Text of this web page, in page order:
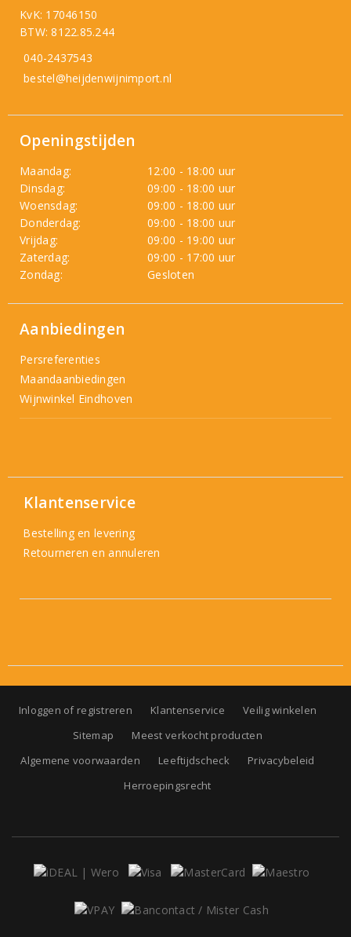
KvK: 17046150
BTW: 8122.85.244
040-2437543
bestel@heijdenwijnimport.nl
Openingstijden
Maandag:
12:00 - 18:00 uur
Dinsdag:
09:00 - 18:00 uur
Woensdag:
09:00 - 18:00 uur
Donderdag:
09:00 - 18:00 uur
Vrijdag:
09:00 - 19:00 uur
Zaterdag:
09:00 - 17:00 uur
Zondag:
Gesloten
Aanbiedingen
Persreferenties
Maandaanbiedingen
Wijnwinkel Eindhoven
Klantenservice
Bestelling en levering
Retourneren en annuleren
Inloggen of registreren Klantenservice
Veilig winkelen
Sitemap
Meest verkocht producten
Algemene voorwaarden
Leeftijdscheck
Privacybeleid
Herroepingsrecht